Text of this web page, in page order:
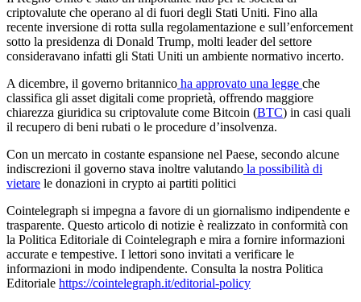
criptovalute che operano al di fuori degli Stati Uniti. Fino alla
recente inversione di rotta sulla regolamentazione e sull’enforcement
sotto la presidenza di Donald Trump, molti leader del settore
consideravano infatti gli Stati Uniti un ambiente normativo incerto.
A dicembre, il governo britannico ha approvato una legge che
classifica gli asset digitali come proprietà, offrendo maggiore
chiarezza giuridica su criptovalute come Bitcoin (BTC) in casi quali
il recupero di beni rubati o le procedure d’insolvenza.
Con un mercato in costante espansione nel Paese, secondo alcune
indiscrezioni il governo stava inoltre valutando la possibilità di
vietare le donazioni in crypto ai partiti politici
Cointelegraph si impegna a favore di un giornalismo indipendente e
trasparente. Questo articolo di notizie è realizzato in conformità con
la Politica Editoriale di Cointelegraph e mira a fornire informazioni
accurate e tempestive. I lettori sono invitati a verificare le
informazioni in modo indipendente. Consulta la nostra Politica
Editoriale https://cointelegraph.it/editorial-policy